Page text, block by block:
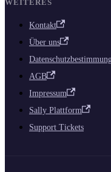
WEITERES
Kontakt
Über uns
AGB
Impressum
Sally Plattform
Support Tickets